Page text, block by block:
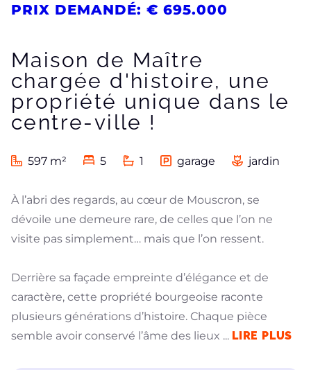
PRIX DEMANDÉ: € 695.000
Maison de Maître
chargée d'histoire, une
propriété unique dans le
centre-ville !
597 m² 5 1 garage jardin
À l’abri des regards, au cœur de Mouscron, se
dévoile une demeure rare, de celles que l’on ne
visite pas simplement… mais que l’on ressent.
Derrière sa façade empreinte d’élégance et de
caractère, cette propriété bourgeoise raconte
plusieurs générations d’histoire. Chaque pièce
semble avoir conservé l’âme des lieux ... LIRE PLUS